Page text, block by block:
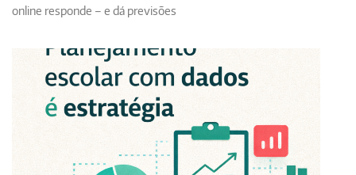
online responde – e dá previsões